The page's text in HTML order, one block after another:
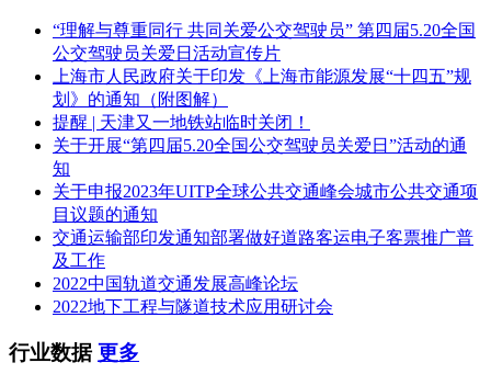
“理解与尊重同行 共同关爱公交驾驶员” 第四届5.20全国
公交驾驶员关爱日活动宣传片
上海市人民政府关于印发《上海市能源发展“十四五”规
划》的通知（附图解）
提醒 | 天津又一地铁站临时关闭！
关于开展“第四届5.20全国公交驾驶员关爱日”活动的通
知
关于申报2023年UITP全球公共交通峰会城市公共交通项
目议题的通知
交通运输部印发通知部署做好道路客运电子客票推广普
及工作
2022中国轨道交通发展高峰论坛
2022地下工程与隧道技术应用研讨会
行业数据更多